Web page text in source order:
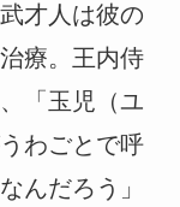
才人は彼の
療。王内侍
「玉児（ユ
わごとで呼
んだろう」